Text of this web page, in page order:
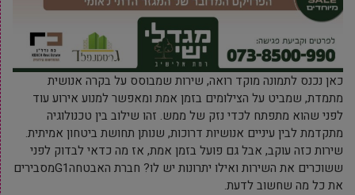
כאן נכנס לתמונה מוקד רואה, שירות שמבוסס על בקרה אנושית
מתמדת, שמביט על הצילומים בזמן אמת ומאפשר למנוע אירוע עוד
לפני שהוא מתפתח לכדי נזק של ממש. זהו שילוב בין טכנולוגיה
מתקדמת לבין עיניים אנושיות דרוכות, שנותן תחושת ביטחון אמיתית.
שירות כזה עוקב, אבל גם פועל בזמן אמת, אז מה כדאי לבדוק לפני
ששוכרים את השירות ואילו יתרונות יש לו? חברת האבטחהG1מסבירים
את כל מה שחשוב לדעת.